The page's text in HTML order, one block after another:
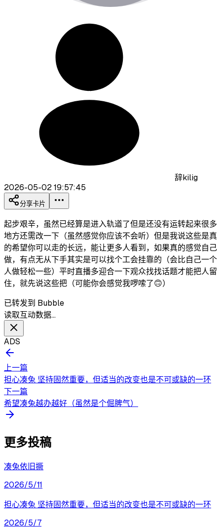
辞kilig
2026-05-02 19:57:45
分享卡片
起步艰辛，虽然已经算是进入轨道了但是还没有运转起来很多
地方还需改一下（虽然感觉你应该不会听）但是我说这些是真
的希望你可以走的长远，能让更多人看到，如果真的感觉自己
做，有点无从下手其实是可以找个工会挂靠的（会比自己一个
人做轻松一些）平时直播多迎合一下观众找找话题才能把人留
住，就先说这些把（可能你会感觉我啰嗦了🙃）
已转发到 Bubble
读取互动数据…
ADS
上一篇
担心凑兔 坚持固然重要，但适当的改变也是不可或缺的一环
下一篇
希望凑兔越办越好（虽然是个倔脾气）
更多投稿
凑兔依旧撅
2026/5/11
担心凑兔 坚持固然重要，但适当的改变也是不可或缺的一环
2026/5/7